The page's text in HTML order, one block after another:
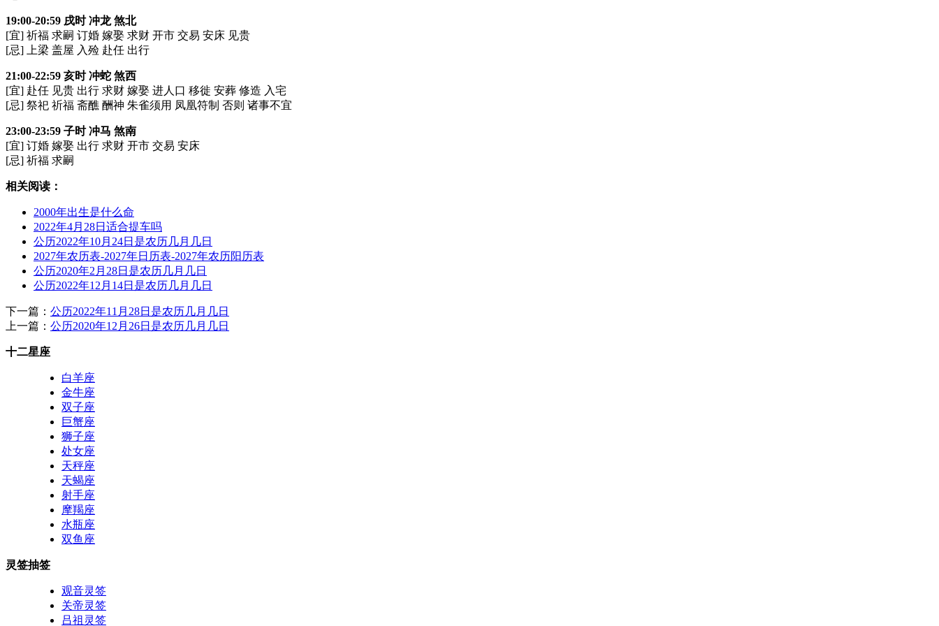
19:00-20:59 戌时 冲龙 煞北
[宜] 祈福 求嗣 订婚 嫁娶 求财 开市 交易 安床 见贵
[忌] 上梁 盖屋 入殓 赴任 出行
21:00-22:59 亥时 冲蛇 煞西
[宜] 赴任 见贵 出行 求财 嫁娶 进人口 移徙 安葬 修造 入宅
[忌] 祭祀 祈福 斋醮 酬神 朱雀须用 凤凰符制 否则 诸事不宜
23:00-23:59 子时 冲马 煞南
[宜] 订婚 嫁娶 出行 求财 开市 交易 安床
[忌] 祈福 求嗣
相关阅读：
2000年出生是什么命
2022年4月28日适合提车吗
公历2022年10月24日是农历几月几日
2027年农历表-2027年日历表-2027年农历阳历表
公历2020年2月28日是农历几月几日
公历2022年12月14日是农历几月几日
下一篇： 公历2022年11月28日是农历几月几日
上一篇： 公历2020年12月26日是农历几月几日
十二星座
白羊座
金牛座
双子座
巨蟹座
狮子座
处女座
天秤座
天蝎座
射手座
摩羯座
水瓶座
双鱼座
灵签抽签
观音灵签
关帝灵签
吕祖灵签